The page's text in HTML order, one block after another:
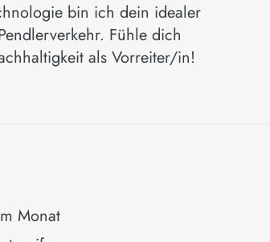
bin ich dein idealer
Fühle dich
als Vorreiter/in!
Monat